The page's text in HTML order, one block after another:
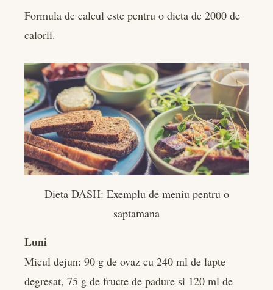
Formula de calcul este pentru o dieta de 2000 de
calorii.
Dieta DASH: Exemplu de meniu pentru o
saptamana
Luni
Micul dejun: 90 g de ovaz cu 240 ml de lapte
degresat, 75 g de fructe de padure si 120 ml de